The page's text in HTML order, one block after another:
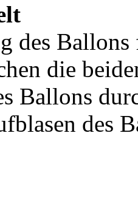
des Ballons
die
Ballons
des